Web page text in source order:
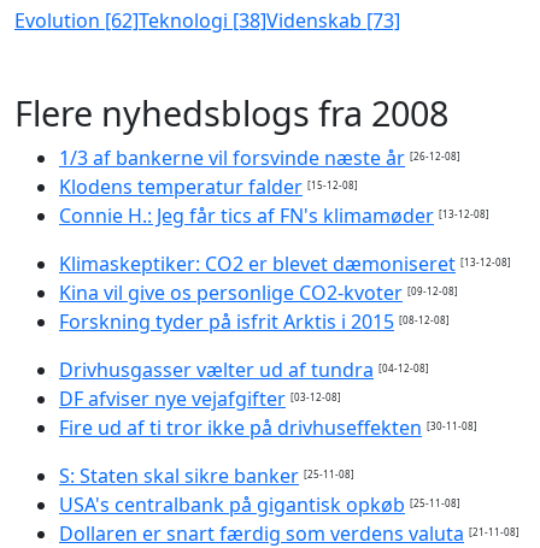
Evolution [62]Teknologi [38]Videnskab [73]
Flere nyhedsblogs fra 2008
1/3 af bankerne vil forsvinde næste år [26-12-08]
Klodens temperatur falder [15-12-08]
Connie H.: Jeg får tics af FN's klimamøder [13-12-08]
Klimaskeptiker: CO2 er blevet dæmoniseret [13-12-08]
Kina vil give os personlige CO2-kvoter [09-12-08]
Forskning tyder på isfrit Arktis i 2015 [08-12-08]
Drivhusgasser vælter ud af tundra [04-12-08]
DF afviser nye vejafgifter [03-12-08]
Fire ud af ti tror ikke på drivhuseffekten [30-11-08]
S: Staten skal sikre banker [25-11-08]
USA's centralbank på gigantisk opkøb [25-11-08]
Dollaren er snart færdig som verdens valuta [21-11-08]